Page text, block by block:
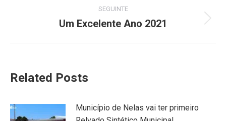
SEGUINTE
Next
Um Excelente Ano 2021
Related Posts
Município de Nelas vai ter primeiro